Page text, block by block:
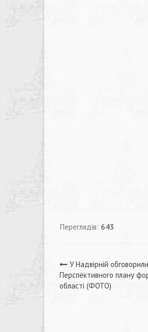
Переглядів: 643
записів
У Надвірній
Перспективного плану
області (ФОТО)